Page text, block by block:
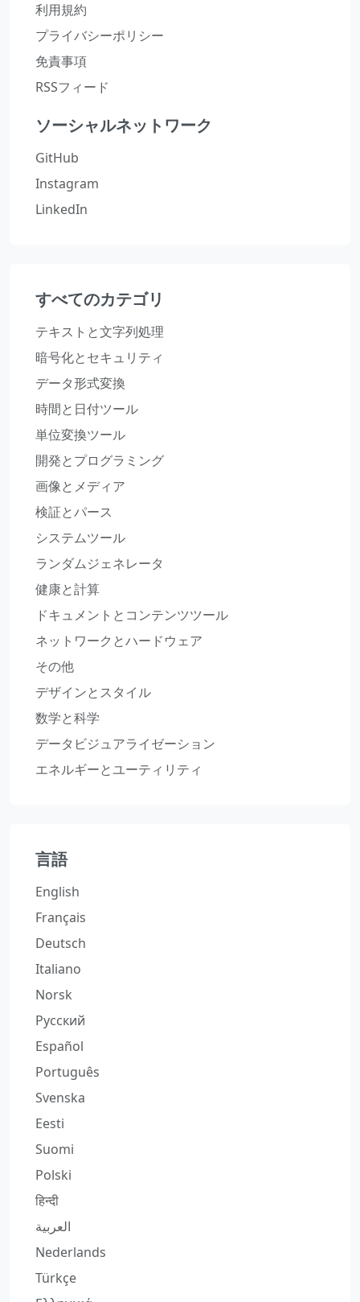
利用規約
プライバシーポリシー
免責事項
RSSフィード
ソーシャルネットワーク
GitHub
Instagram
LinkedIn
すべてのカテゴリ
テキストと文字列処理
暗号化とセキュリティ
データ形式変換
時間と日付ツール
単位変換ツール
開発とプログラミング
画像とメディア
検証とパース
システムツール
ランダムジェネレータ
健康と計算
ドキュメントとコンテンツツール
ネットワークとハードウェア
その他
デザインとスタイル
数学と科学
データビジュアライゼーション
エネルギーとユーティリティ
言語
English
Français
Deutsch
Italiano
Norsk
Русский
Español
Português
Svenska
Eesti
Suomi
Polski
हिन्दी
العربية
Nederlands
Türkçe